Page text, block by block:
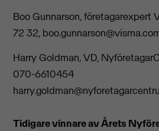
Boo Gunnarson, företagarexpert
72 32,
Harry Goldman, VD,
070-6610454
Tidigare vinnare av Årets